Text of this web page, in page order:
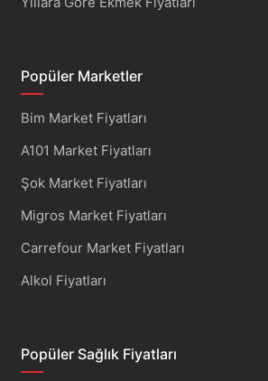
Popüler Marketler
Bim Market Fiyatları
A101 Market Fiyatları
Şok Market Fiyatları
Migros Market Fiyatları
Carrefour Market Fiyatları
Alkol Fiyatları
Popüler Sağlık Fiyatları